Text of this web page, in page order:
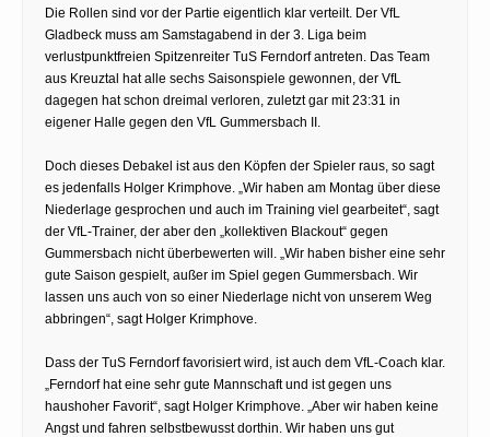
Die Rollen sind vor der Partie eigentlich klar verteilt. Der VfL
Gladbeck muss am Samstagabend in der 3. Liga beim
verlustpunktfreien Spitzenreiter TuS Ferndorf antreten. Das Team
aus Kreuztal hat alle sechs Saisonspiele gewonnen, der VfL
dagegen hat schon dreimal verloren, zuletzt gar mit 23:31 in
eigener Halle gegen den VfL Gummersbach II.
Doch dieses Debakel ist aus den Köpfen der Spieler raus, so sagt
es jedenfalls Holger Krimp­hove. „Wir haben am Montag über diese
Niederlage gesprochen und auch im Training viel gearbeitet“, sagt
der VfL-Trainer, der aber den „kollektiven Blackout“ gegen
Gummersbach nicht überbewerten will. „Wir haben bisher eine sehr
gute Saison gespielt, außer im Spiel gegen Gummersbach. Wir
lassen uns auch von so einer Niederlage nicht von unserem Weg
abbringen“, sagt Holger Krimp­hove.
Dass der TuS Ferndorf favorisiert wird, ist auch dem VfL-Coach klar.
„Ferndorf hat eine sehr gute Mannschaft und ist gegen uns
haushoher Favorit“, sagt Holger Krimphove. „Aber wir haben keine
Angst und fahren selbstbewusst dorthin. Wir haben uns gut